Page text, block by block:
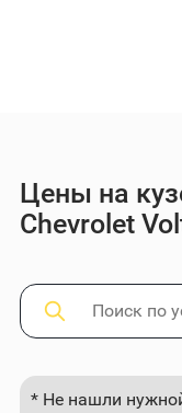
Цены на
Chevrolet
* Не нашли